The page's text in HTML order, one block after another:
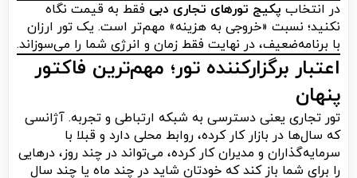
در انتخاب پکیج تورهای تجاری دبی فقط به قیمت نگاه
نکنید؛ نسبت «خروجی به هزینه» مهم‌تر است. یک تور ارزان
با برنامه‌ضعیف، در نهایت فقط زمان و انرژی شما را می‌سوزاند.
اعتبار برگزارکننده تور؛ مهم‌ترین فاکتور
پنهان
تور تجاری یعنی دسترسی به شبکه ارتباطی و تجربه. آژانسی
که سال‌ها در بازار کار کرده، روابط محلی دارد و قبلا با
سرمایه‌گذاران و مدیران کار کرده، می‌تواند در چند روز، درهایی
را برای شما باز کند که خودتان شاید در چند ماه یا چند سال